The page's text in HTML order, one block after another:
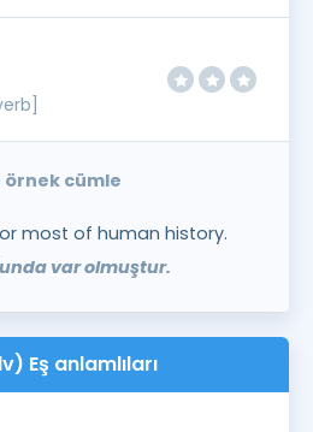
cümle
most of human history.
var olmuştur.
Eş anlamlıları